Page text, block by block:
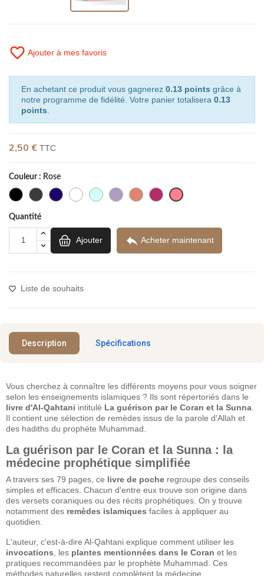
favorite_border Ajouter à mes favoris
En achetant ce produit vous gagnerez 0.13 points grâce à
notre programme de fidélité. Votre panier totalisera 0.13
points
2,50 € TTC
Couleur : Rose
Quantité
Ajouter  Acheter maintenant
Liste de souhaits
Description Spécifications
Vous cherchez à connaître les différents moyens pour vous soigner
selon les enseignements islamiques ? Ils sont répertoriés dans le
livre d'Al-Qahtani intitulé La guérison par le Coran et la Sunna
Il contient une sélection de remèdes issus de la parole d'Allah et
des hadiths du prophète Muhammad.
La guérison par le Coran et la Sunna : la
médecine prophétique simplifiée
A travers ses 79 pages, ce livre de poche regroupe des conseils
simples et efficaces. Chacun d'entre eux trouve son origine dans
des versets coraniques ou des récits prophétiques. On y trouve
notamment des remèdes islamiques faciles à appliquer au
quotidien.
L'auteur, c'est-à-dire Al-Qahtani explique comment utiliser les
invocations , les plantes mentionnées dans le Coran et les
pratiques recommandées par le prophète Muhammad. Ces
méthodes naturelles restent complètent la médecine